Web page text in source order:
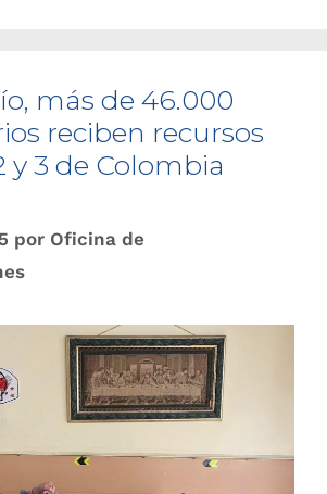
más de 46.000
reciben recursos
y 3 de Colombia
por Oficina de